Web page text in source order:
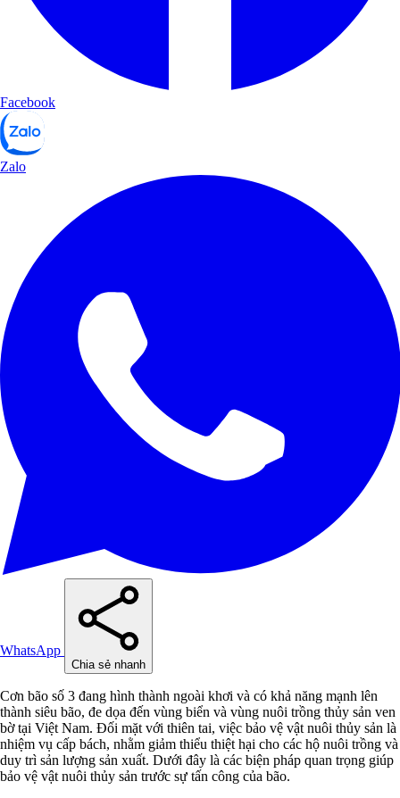
Facebook
Zalo
WhatsApp
Chia sẻ nhanh
Cơn bão số 3 đang hình thành ngoài khơi và có khả năng mạnh lên
thành siêu bão, đe dọa đến vùng biển và vùng nuôi trồng thủy sản ven
bờ tại Việt Nam. Đối mặt với thiên tai, việc bảo vệ vật nuôi thủy sản là
nhiệm vụ cấp bách, nhằm giảm thiểu thiệt hại cho các hộ nuôi trồng và
duy trì sản lượng sản xuất. Dưới đây là các biện pháp quan trọng giúp
bảo vệ vật nuôi thủy sản trước sự tấn công của bão.